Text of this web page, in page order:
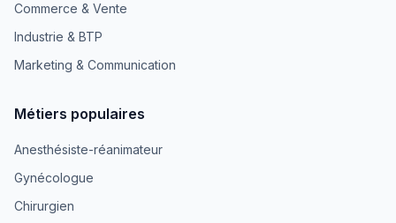
Commerce & Vente
Industrie & BTP
Marketing & Communication
Métiers populaires
Anesthésiste-réanimateur
Gynécologue
Chirurgien